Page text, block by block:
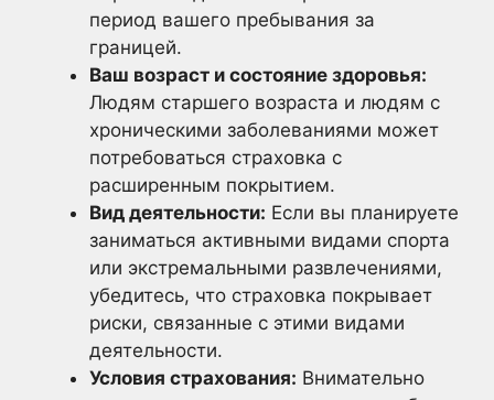
период вашего пребывания за
границей.
Ваш возраст и состояние здоровья:
Людям старшего возраста и людям с
хроническими заболеваниями может
потребоваться страховка с
расширенным покрытием.
Вид деятельности: Если вы планируете
заниматься активными видами спорта
или экстремальными развлечениями,
убедитесь, что страховка покрывает
риски, связанные с этими видами
деятельности.
Условия страхования: Внимательно